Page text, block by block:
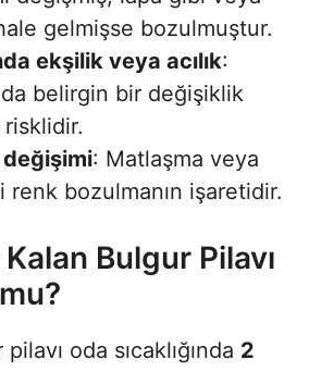
gelmişse bozulmuştur.
ekşilik veya acılık:
belirgin bir değişiklik
değişimi: Matlaşma veya
renk bozulmanın işaretidir.
Kalan Bulgur Pilavı
oda sıcaklığında 2